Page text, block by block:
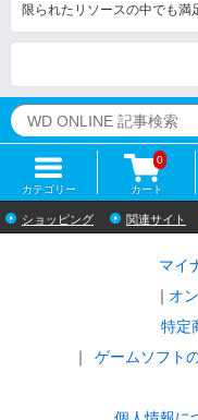
限られたリソースの中でも満
カテゴリー カート
0
ショッピング 関連サイト
マイ
オ
特定
ゲームソフト